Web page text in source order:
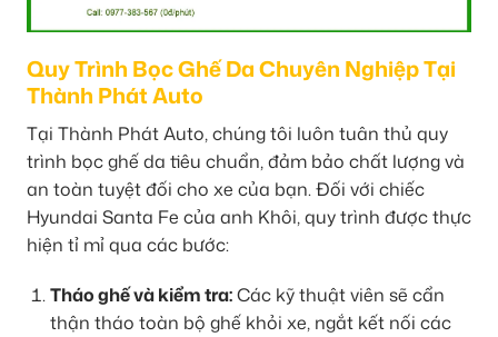
Quy Trình Bọc Ghế Da Chuyên Nghiệp Tại
Thành Phát Auto
Tại Thành Phát Auto, chúng tôi luôn tuân thủ quy
trình bọc ghế da tiêu chuẩn, đảm bảo chất lượng và
an toàn tuyệt đối cho xe của bạn. Đối với chiếc
Hyundai Santa Fe của anh Khôi, quy trình được thực
hiện tỉ mỉ qua các bước:
Tháo ghế và kiểm tra:Các kỹ thuật viên sẽ cẩn
thận tháo toàn bộ ghế khỏi xe, ngắt kết nối các